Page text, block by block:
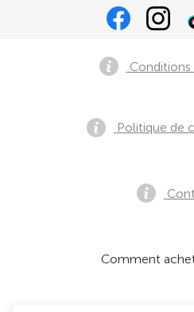
Politique de
Comment